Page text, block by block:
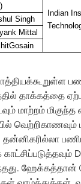
Indian
Singh
Mittal
தாக்கத்தை
மாற்றம்
வெற்றிகாணவும்
ஹேக்கத்தான்